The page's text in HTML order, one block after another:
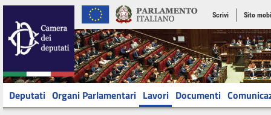
Scrivi Sito
Deputati Organi Parlamentari Lavori Documenti